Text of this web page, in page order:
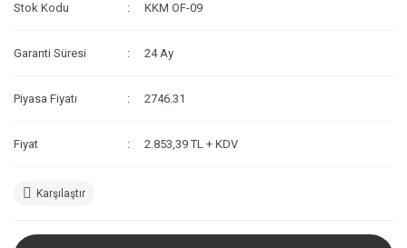
Stok Kodu KKM OF-09
Garanti Süresi 24 Ay
Piyasa Fiyatı 2746.31
Fiyat 2.853,39 TL + KDV
Karşılaştır